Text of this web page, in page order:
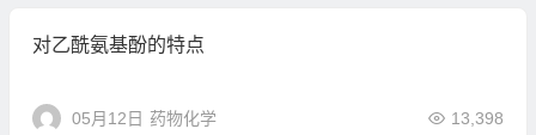
对乙酰氨基酚的特点
05月12日 药物化学 13,398